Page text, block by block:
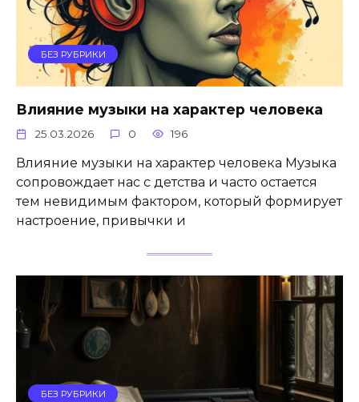
БЕЗ РУБРИКИ
Влияние музыки на характер человека
25.03.2026 0 196
Влияние музыки на характер человека Музыка
сопровождает нас с детства и часто остается
тем невидимым фактором, который формирует
настроение, привычки и
БЕЗ РУБРИКИ